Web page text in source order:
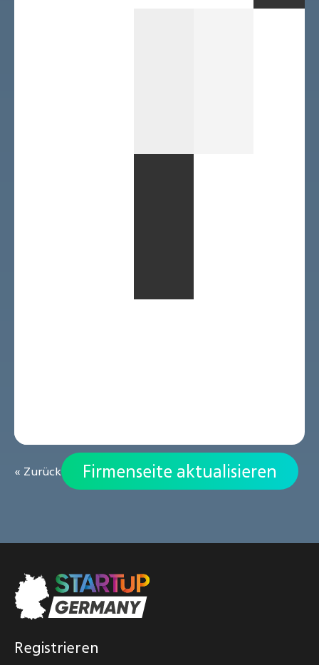
« Zurück Firmenseite aktualisieren
Registrieren